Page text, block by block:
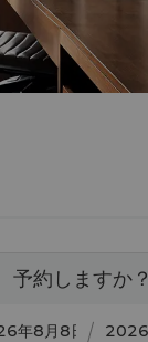
予約しますか？